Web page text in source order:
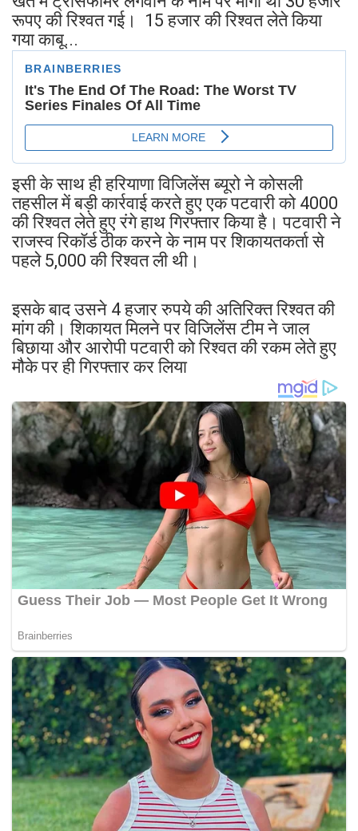
रूपए की रिश्वत गई। 15 हजार की रिश्वत लेते किया
गया काबू...
इसी के साथ ही हरियाणा विजिलेंस ब्यूरो ने कोसली
तहसील में बड़ी कार्रवाई करते हुए एक पटवारी को 4000
की रिश्वत लेते हुए रंगे हाथ गिरफ्तार किया है। पटवारी ने
राजस्व रिकॉर्ड ठीक करने के नाम पर शिकायतकर्ता से
पहले 5,000 की रिश्वत ली थी।
इसके बाद उसने 4 हजार रुपये की अतिरिक्त रिश्वत की
मांग की। शिकायत मिलने पर विजिलेंस टीम ने जाल
बिछाया और आरोपी पटवारी को रिश्वत की रकम लेते हुए
मौके पर ही गिरफ्तार कर लिया